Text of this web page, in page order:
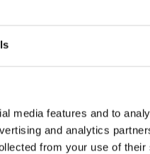
media features and to
and analytics
from your use of
dédiée :
gestion